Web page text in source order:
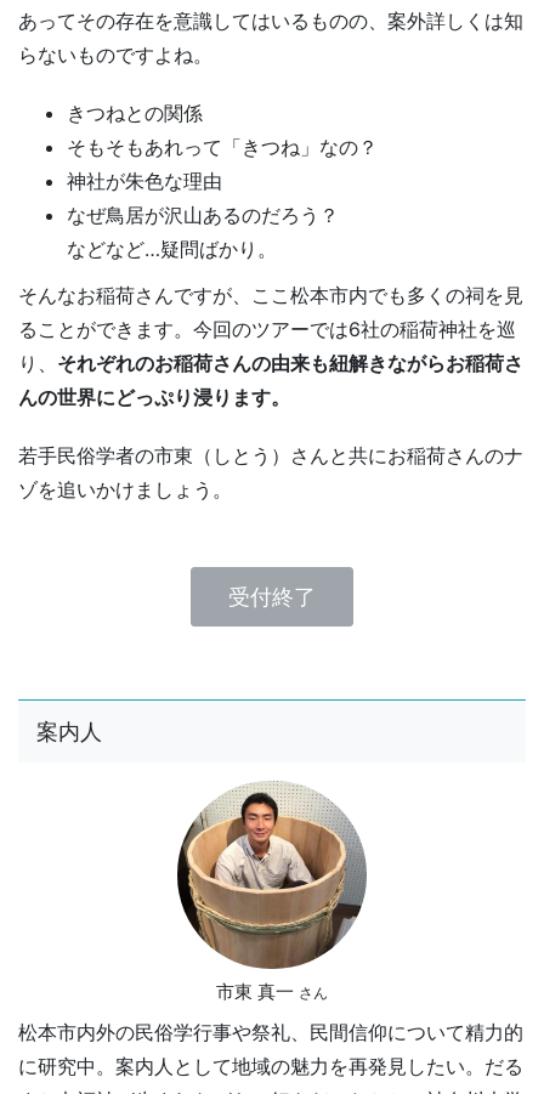
あってその存在を意識してはいるものの、案外詳しくは知
らないものですよね。
きつねとの関係
そもそもあれって「きつね」なの？
神社が朱色な理由
なぜ鳥居が沢山あるのだろう？
などなど…疑問ばかり。
そんなお稲荷さんですが、ここ松本市内でも多くの祠を見
ることができます。今回のツアーでは6社の稲荷神社を巡
り、 それぞれのお稲荷さんの由来も紐解きながらお稲荷さ
んの世界にどっぷり浸ります。
若手民俗学者の市東（しとう）さんと共にお稲荷さんのナ
ゾを追いかけましょう。
受付終了
案内人
市東 真一 さん
松本市内外の民俗学行事や祭礼、民間信仰について精力的
に研究中。案内人として地域の魅力を再発見したい。だる